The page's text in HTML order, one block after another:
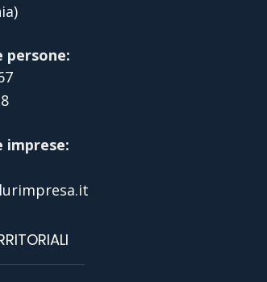
persone:
imprese: